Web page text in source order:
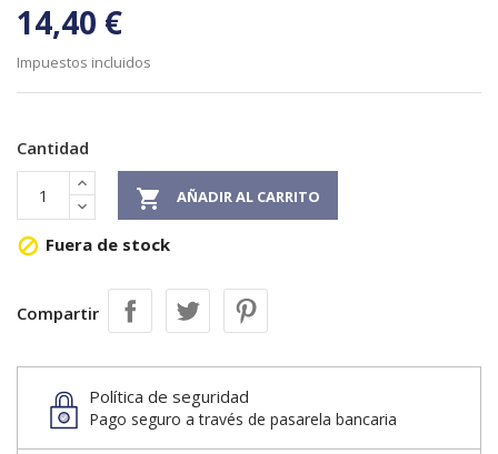
14,40 €
Impuestos incluidos
Cantidad
 AÑADIR AL CARRITO
 Fuera de stock
Compartir
Política de seguridad
Pago seguro a través de pasarela bancaria